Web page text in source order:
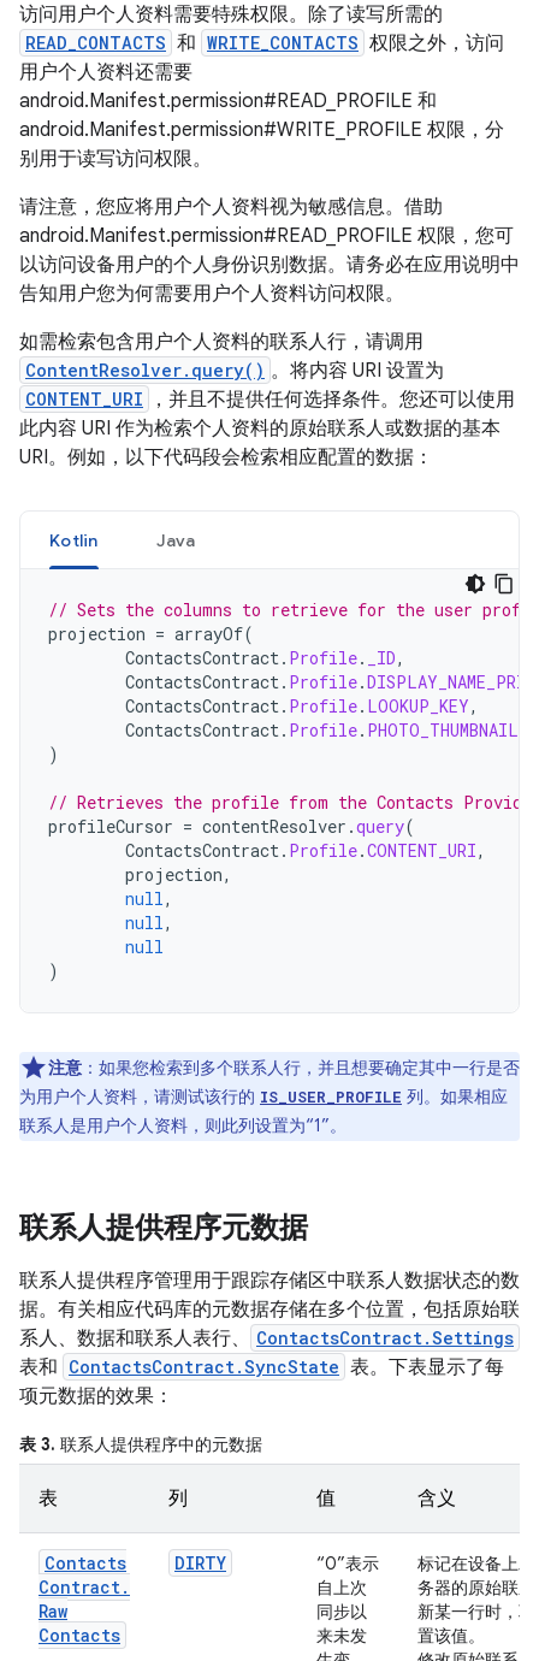
访问用户个人资料需要特殊权限。除了读写所需的
READ_CONTACTS 和 WRITE_CONTACTS 权限之外，访问
用户个人资料还需要
android.Manifest.permission#READ_PROFILE 和
android.Manifest.permission#WRITE_PROFILE 权限，分
别用于读写访问权限。
请注意，您应将用户个人资料视为敏感信息。借助
android.Manifest.permission#READ_PROFILE 权限，您可
以访问设备用户的个人身份识别数据。请务必在应用说明中
告知用户您为何需要用户个人资料访问权限。
如需检索包含用户个人资料的联系人行，请调用
ContentResolver.query() 。将内容 URI 设置为
CONTENT_URI
，并且不提供任何选择条件。您还可以使用
此内容 URI 作为检索个人资料的原始联系人或数据的基本
URI。例如，以下代码段会检索相应配置的数据：
Kotlin Java
// Sets the columns to retrieve for the user
projection = arrayOf(
ContactsContract. Profile. _ID,
ContactsContract. Profile.
ContactsContract. Profile. LOOKUP_KEY,
ContactsContract. Profile.
)
// Retrieves the profile from the Contacts
profileCursor = contentResolver .query(
ContactsContract. Profile.CONTENT_URI,
projection,
null,
null,
null
)
注意 ：如果您检索到多个联系人行，并且想要确定其中一行是否
为用户个人资料，请测试该行的 IS_USER_PROFILE 列。如果相应
联系人是用户个人资料，则此列设置为“1”。
联系人提供程序元数据
联系人提供程序管理用于跟踪存储区中联系人数据状态的数
据。有关相应代码库的元数据存储在多个位置，包括原始联
系人、数据和联系人表行、
ContactsContract.Settings
表和 ContactsContract.SyncState 表。下表显示了每
项元数据的效果：
表 3. 联系人提供程序中的元数据
表 列 值 含义
Contacts
Contract.
Raw
Contacts
DIRTY
“0”表示
自上次
同步以
来未发
标记在设备上
务器的原始联
新某一行时，
置该值。